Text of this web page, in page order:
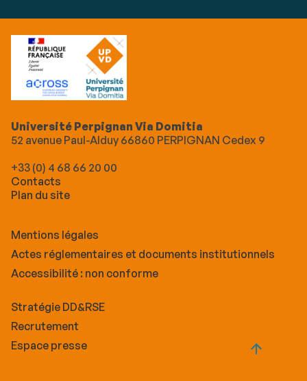
Université Perpignan Via Domitia
52 avenue Paul-Alduy 66860 PERPIGNAN Cedex 9
+33 (0) 4 68 66 20 00
Contacts
Plan du site
Mentions légales
Actes réglementaires et documents institutionnels
Accessibilité : non conforme
Stratégie DD&RSE
Recrutement
Espace presse